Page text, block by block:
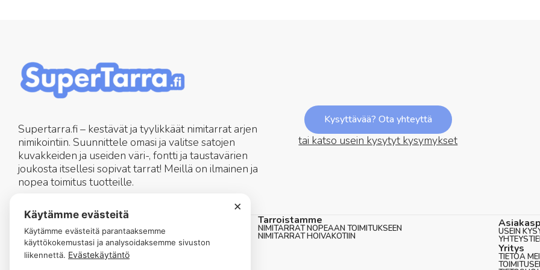
Supertarra.fi – kestävät ja tyylikkäät nimitarrat arjen
nimikointiin. Suunnittele omasi ja valitse satojen
kuvakkeiden ja useiden väri-, fontti ja taustavärien
joukosta itsellesi sopivat tarrat! Meillä on ilmainen ja
nopea toimitus tuotteille.
Kysyttävää? Ota yhteyttä
tai katso usein kysytyt kysymykset
Nimitarrat
KAIKKI TUOTTEET
PYÖREÄT NIMITARRAT
SUORAT NIMITARRAT KUVAKKEELLA
SUORAT NIMITARRAT ILMAN KUVAKETTA
MINI NIMITARRAT
Tarroistamme
NIMITARRAT NOPEAAN TOIMITUKSEEN
NIMITARRAT HOIVAKOTIIN USEIN
Yritys
TIETOA
×
Käytämme evästeitä
Käytämme evästeitä parantaaksemme
käyttökokemustasi ja analysoidaksemme sivuston
liikennettä. Evästekäytäntö